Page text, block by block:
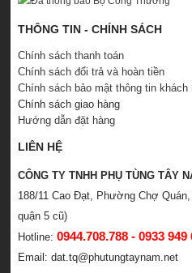
THÔNG TIN - CHÍNH SÁCH
Chính sách thanh toán
Chính sách đổi trả và hoàn tiền
Chính sách bảo mật thông tin khách
Chính sách giao hàng
Hướng dẫn đặt hàng
LIÊN HỆ
CÔNG TY TNHH PHỤ TÙNG TÂY
188/11 Cao Đạt, Phường Chợ
quận 5 cũ)
Hotline: 0944.708.788 - 0933 949
Email: dat.tq@phutungtaynam.net